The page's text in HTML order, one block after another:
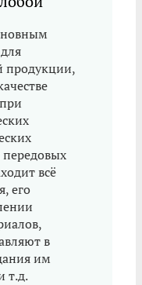
продукции,
всё
его
в
им
т.д.